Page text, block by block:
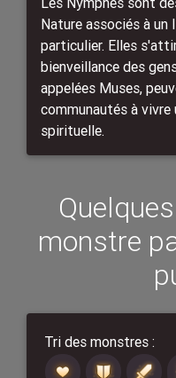
Nature associés à un
particulier. Elles
bienveillance des
appelées Muses,
communautés à
spirituelle.
monstre
Tri des monstres :